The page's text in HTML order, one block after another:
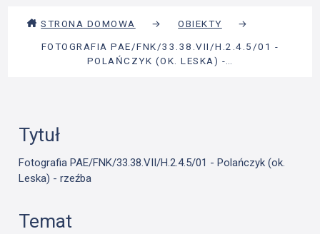
STRONA DOMOWA → OBIEKTY
→
FOTOGRAFIA PAE/FNK/33.38.VII/H.2.4.5/01 -
POLAŃCZYK (OK. LESKA) -…
Tytuł
Fotografia PAE/FNK/33.38.VII/H.2.4.5/01 - Polańczyk (ok.
Leska) - rzeźba
Temat